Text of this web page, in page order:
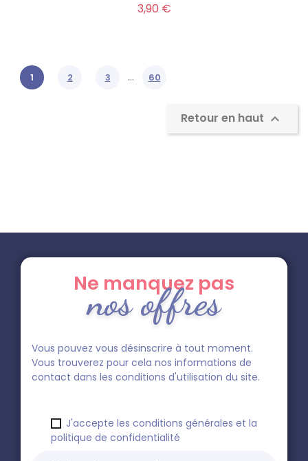
3,90 €
1 2 3 … 60
Retour en haut 
Ne manquez pas
nos offres
Vous pouvez vous désinscrire à tout moment.
Vous trouverez pour cela nos informations de
contact dans les conditions d'utilisation du site.
J'accepte les conditions générales et la
politique de confidentialité